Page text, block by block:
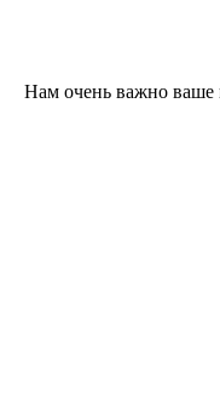
Нам очень важно ваше